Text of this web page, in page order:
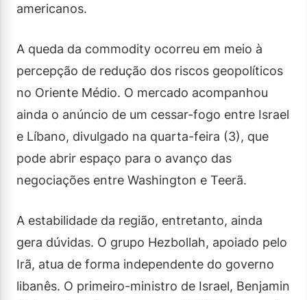
americanos.
A queda da commodity ocorreu em meio à
percepção de redução dos riscos geopolíticos
no Oriente Médio. O mercado acompanhou
ainda o anúncio de um cessar-fogo entre Israel
e Líbano, divulgado na quarta-feira (3), que
pode abrir espaço para o avanço das
negociações entre Washington e Teerã.
A estabilidade da região, entretanto, ainda
gera dúvidas. O grupo Hezbollah, apoiado pelo
Irã, atua de forma independente do governo
libanês. O primeiro-ministro de Israel, Benjamin